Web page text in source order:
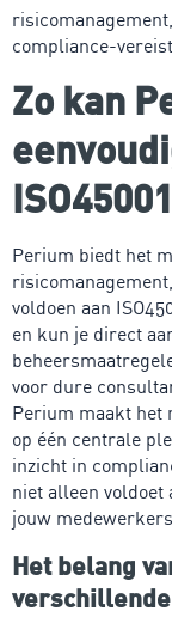
compliance-
Zo kan
Perium biedt het
voldoen aan
en kun je direct
voor dure
Perium maakt het
op één centrale
inzicht in
niet alleen voldoet
jouw
Het belang